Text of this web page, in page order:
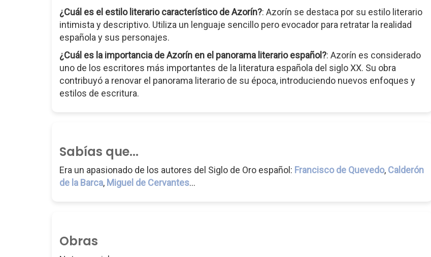
¿Cuál es el estilo literario característico de Azorín?: Azorín se destaca por su estilo literario
intimista y descriptivo. Utiliza un lenguaje sencillo pero evocador para retratar la realidad
española y sus personajes.
¿Cuál es la importancia de Azorín en el panorama literario español?: Azorín es considerado
uno de los escritores más importantes de la literatura española del siglo XX. Su obra
contribuyó a renovar el panorama literario de su época, introduciendo nuevos enfoques y
estilos de escritura.
Sabías que...
Era un apasionado de los autores del Siglo de Oro español: Francisco de Quevedo, Calderón
de la Barca, Miguel de Cervantes...
Obras